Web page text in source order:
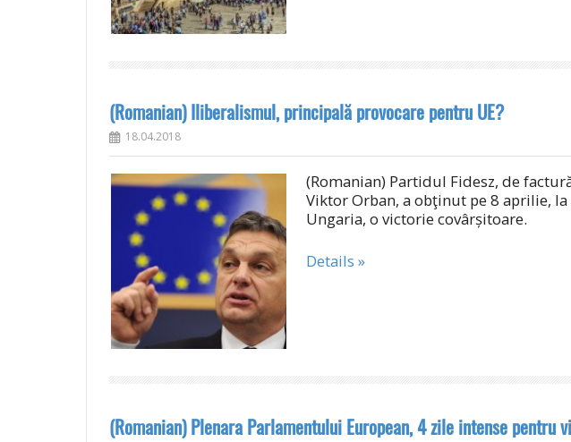
(Romanian) Iliberalismul, principală provocare pentru UE?
18.04.2018
(Romanian) Partidul Fidesz, de
Viktor Orban, a obţinut pe 8 aprilie,
Ungaria, o victorie covârșitoare.
Details »
(Romanian) Plenara Parlamentului European, 4 zile intense pentru